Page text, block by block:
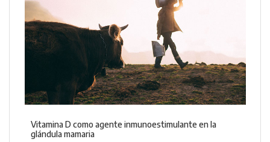
Vitamina D como agente inmunoestimulante en la
glándula mamaria